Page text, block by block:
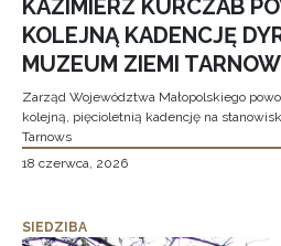
KAZIMIERZ KURCZAB
KOLEJNĄ KADENCJĘ
MUZEUM ZIEMI
Zarząd Województwa Małopolskiego
kolejną, pięcioletnią kadencję na
Tarnows
18 czerwca, 2026
SIEDZIBA